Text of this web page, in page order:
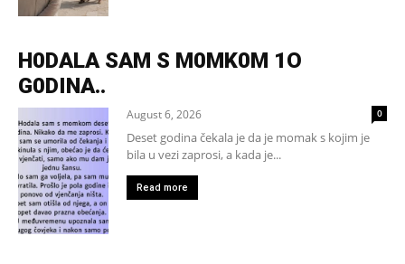
H0DALA SAM S M0MK0M 1O
G0DINA..
August 6, 2026 0
Deset godina čekala je da je momak s kojim je
bila u vezi zaprosi, a kada je...
Read more